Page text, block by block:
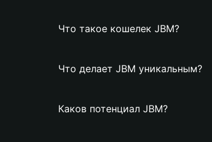
Что такое кошелек JBM?
Что делает JBM уникальным?
Каков потенциал JBM?